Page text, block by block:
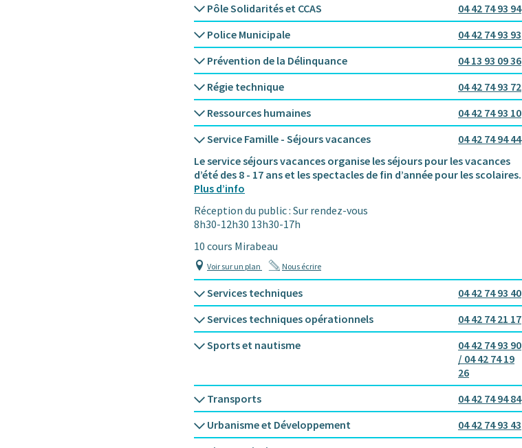
Pôle Solidarités et CCAS
04 42 74 93 94
Police Municipale
04 42 74 93 93
Prévention de la Délinquance
04 13 93 09 36
Régie technique
04 42 74 93 72
Ressources humaines
04 42 74 93 10
Service Famille - Séjours vacances
04 42 74 94 44
Le service séjours vacances organise les séjours pour les vacances
d’été des 8 - 17 ans et les spectacles de fin d’année pour les scolaires.
Plus d’info
Réception du public : Sur rendez-vous
8h30-12h30 13h30-17h
10 cours Mirabeau
Voir sur un plan Nous écrire
Services techniques
04 42 74 93 40
Services techniques opérationnels
04 42 74 21 17
Sports et nautisme
04 42 74 93 90
/ 04 42 74 19
26
Transports
04 42 74 94 84
Urbanisme et Développement
04 42 74 93 43